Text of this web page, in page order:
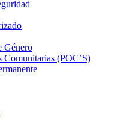
Género
Comunitarias (POC’S)